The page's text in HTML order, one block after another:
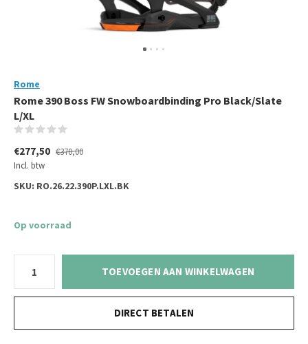
Rome
Rome 390 Boss FW Snowboardbinding Pro Black/Slate
L/XL
€277,50 €370,00
Incl. btw
SKU: RO.26.22.390P.LXL.BK
Op voorraad
TOEVOEGEN AAN WINKELWAGEN
DIRECT BETALEN